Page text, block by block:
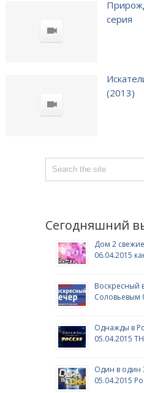
серия
(2013)
Сегодняшний
Дом 2
06.04.2015
Воскресный
Соловьевым
Однажды в
05.04.2015
Один в один
05.04.2015